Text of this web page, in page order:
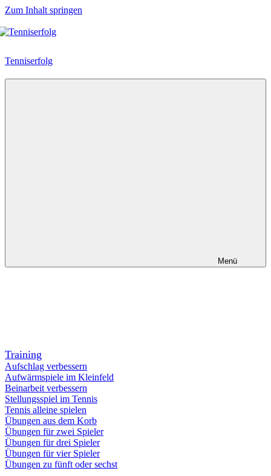
Zum Inhalt springen
Tenniserfolg
Menü
Training
Aufschlag verbessern
Aufwärmspiele im Kleinfeld
Beinarbeit verbessern
Stellungsspiel im Tennis
Tennis alleine spielen
Übungen aus dem Korb
Übungen für zwei Spieler
Übungen für drei Spieler
Übungen für vier Spieler
Übungen zu fünft oder sechst